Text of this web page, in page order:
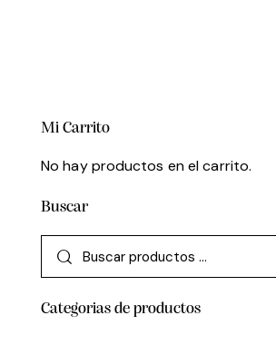
Mi Carrito
No hay productos en el carrito.
Buscar
Categorias de productos